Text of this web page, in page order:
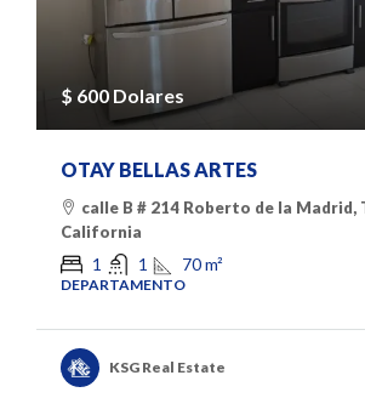
$ 600 Dolares
OTAY BELLAS ARTES
calle B # 214 Roberto de la Madrid,
California
1 1 70m²
DEPARTAMENTO
KSG Real Estate